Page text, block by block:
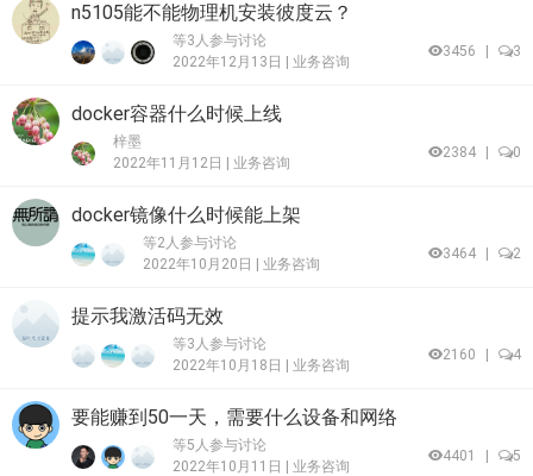
n5105能不能物理机安装彼度云？
等3人参与讨论
2022年12月13日 | 业务咨询
3456 3
docker容器什么时候上线
梓墨
2022年11月12日 | 业务咨询
2384 0
docker镜像什么时候能上架
等2人参与讨论
2022年10月20日 | 业务咨询
3464 2
提示我激活码无效
等3人参与讨论
2022年10月18日 | 业务咨询
2160 4
要能赚到50一天，需要什么设备和网络
等5人参与讨论
2022年10月11日 | 业务咨询
4401 5